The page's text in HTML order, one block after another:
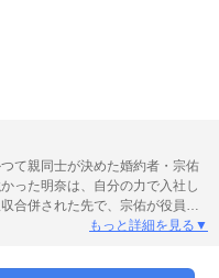
て親同士が決めた婚約者・宗佑
った明奈は、自分の力で入社し
併された先で、宗佑が役員と
がらも明奈に好意丸出し
もっと詳細を見る▼